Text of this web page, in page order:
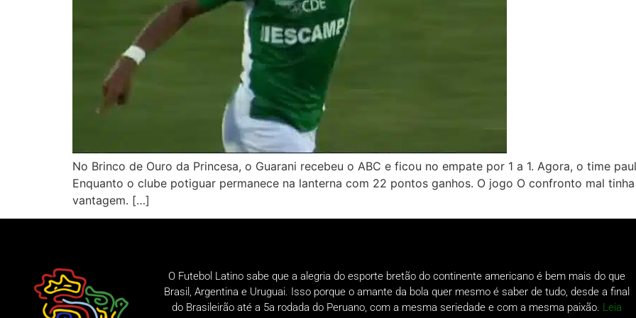
No Brinco de Ouro da Princesa, o Guarani recebeu o ABC e ficou no empate por 1 a 1. Agora, o time
Enquanto o clube potiguar permanece na lanterna com 22 pontos ganhos. O jogo O confronto mal
vantagem. […]
O Futebol Latino sabe que a alegria do esporte bretão do continente americano é bem mais do que
Brasil, Argentina e Uruguai. Isso porque o amante da bola quer mesmo é saber de tudo, desde a final
do Brasileirão até a 5a rodada do Peruano, com a mesma seriedade e com a mesma paixão. Leia